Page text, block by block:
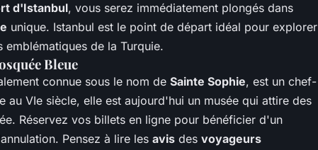
d'Istanbul, vous serez immédiatement plongés dans
unique. Istanbul est le point de départ idéal pour explorer
de la Turquie.
Bleue
connue sous le nom de Sainte Sophie, est un chef-
VIe siècle, elle est aujourd'hui un musée qui attire des
Réservez vos billets en ligne pour bénéficier d'un
Pensez à lire les avis des voyageurs